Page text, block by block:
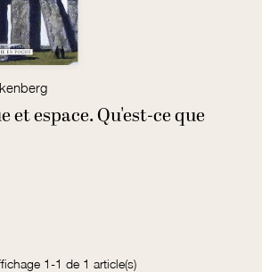
et espace. Qu'est-ce que
1-1 de 1 article(s)